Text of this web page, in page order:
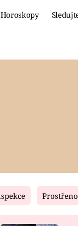
Horoskopy
Fresh